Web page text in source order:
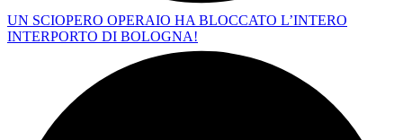
UN SCIOPERO OPERAIO HA BLOCCATO L’INTERO
INTERPORTO DI BOLOGNA!